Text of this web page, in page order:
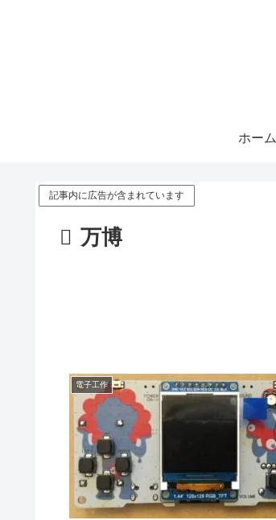
ホーム
記事内に広告が含まれています
万博
電子工作